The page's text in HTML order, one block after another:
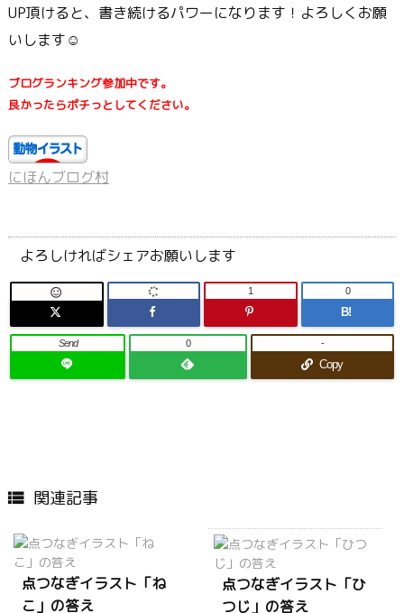
UP頂けると、書き続けるパワーになります！よろしくお願
いします☺
ブログランキング参加中です。
良かったらポチっとしてください。
にほんブログ村
よろしければシェアお願いします
 1
B!
0
Send 0
Copy
-
 関連記事
点つなぎイラスト「ね
こ」の答え
点つなぎイラスト「ひ
つじ」の答え